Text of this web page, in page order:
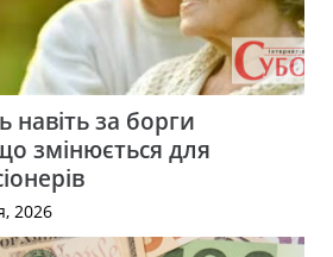
навіть за борги
змінюється для
2026